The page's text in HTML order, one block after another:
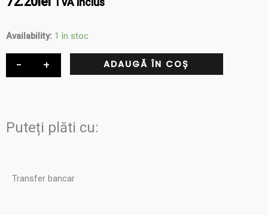
Availability: 1 în stoc
-
Cantitate
Set
forma
Cod
+ ADAUGĂ ÎN COȘ
Puteți plăti cu:
Transfer bancar